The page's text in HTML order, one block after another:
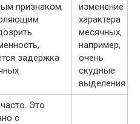
признаком,
задержка
изменение
характера
месячных,
например,
очень
скудные
выделения.
Это
с